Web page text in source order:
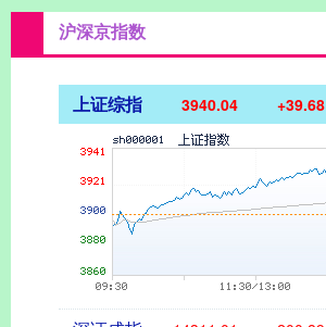
沪深京指数
上证综指 3940.04 +39.68